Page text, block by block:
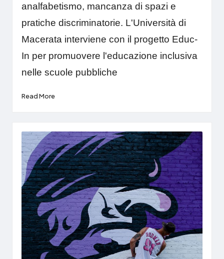
analfabetismo, mancanza di spazi e
pratiche discriminatorie. L'Università di
Macerata interviene con il progetto Educ-
In per promuovere l'educazione inclusiva
nelle scuole pubbliche
Read More